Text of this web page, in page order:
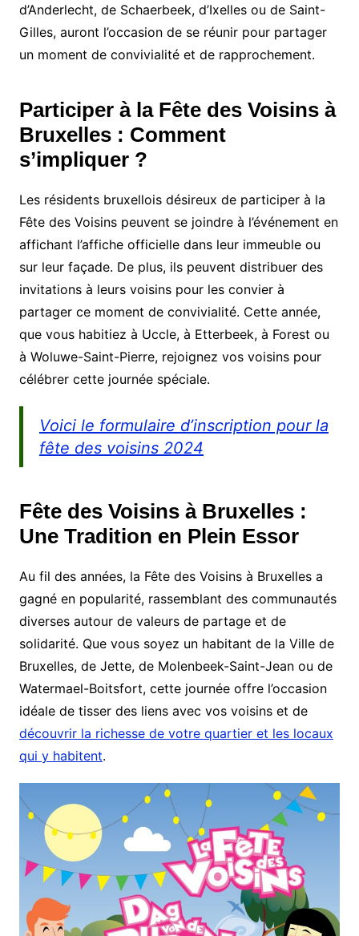
d’Anderlecht, de Schaerbeek, d’Ixelles ou de Saint-
Gilles, auront l’occasion de se réunir pour partager
un moment de convivialité et de rapprochement.
Participer à la Fête des Voisins à
Bruxelles : Comment
s’impliquer ?
Les résidents bruxellois désireux de participer à la
Fête des Voisins peuvent se joindre à l’événement en
affichant l’affiche officielle dans leur immeuble ou
sur leur façade. De plus, ils peuvent distribuer des
invitations à leurs voisins pour les convier à
partager ce moment de convivialité. Cette année,
que vous habitiez à Uccle, à Etterbeek, à Forest ou
à Woluwe-Saint-Pierre, rejoignez vos voisins pour
célébrer cette journée spéciale.
Voici le formulaire d’inscription pour la
fête des voisins 2024
Fête des Voisins à Bruxelles :
Une Tradition en Plein Essor
Au fil des années, la Fête des Voisins à Bruxelles a
gagné en popularité, rassemblant des communautés
diverses autour de valeurs de partage et de
solidarité. Que vous soyez un habitant de la Ville de
Bruxelles, de Jette, de Molenbeek-Saint-Jean ou de
Watermael-Boitsfort, cette journée offre l’occasion
idéale de tisser des liens avec vos voisins et de
découvrir la richesse de votre quartier et les locaux
qui y habitent.